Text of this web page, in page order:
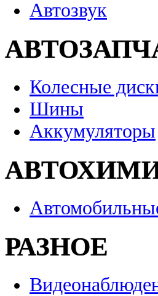
Автозвук
Колесные
Шины
Аккумуляторы
РАЗНОЕ